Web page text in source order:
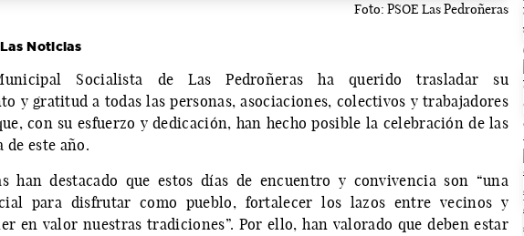
Foto: PSOE Las Pedroñeras
Noticias
Socialista de Las Pedroñeras ha querido trasladar su
y gratitud a todas las personas, asociaciones, colectivos y trabajadores
con su esfuerzo y dedicación, han hecho posible la celebración de las
de este año.
han destacado que estos días de encuentro y convivencia son “una
para disfrutar como pueblo, fortalecer los lazos entre vecinos y
en valor nuestras tradiciones”. Por ello, han valorado que deben estar